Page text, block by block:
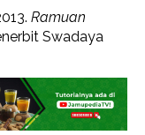
Ramuan
Swadaya